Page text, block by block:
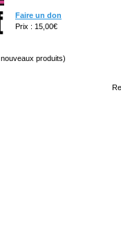
Faire un don
Prix : 15,00€
nouveaux produits)